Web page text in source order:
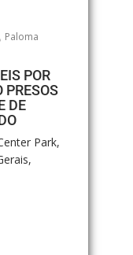
Paloma
POR
PRESOS
DE
Park,